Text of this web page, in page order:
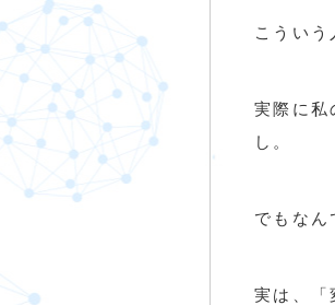
こうい
実際に私
し。
でもなん
実は、「